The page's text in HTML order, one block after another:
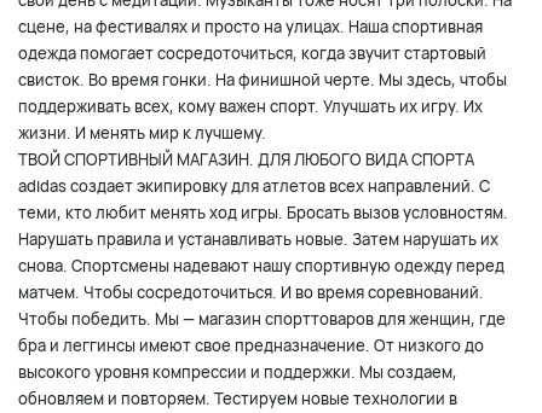
сцене, на фестивалях и просто на улицах. Наша спортивная
одежда помогает сосредоточиться, когда звучит стартовый
свисток. Во время гонки. На финишной черте. Мы здесь, чтобы
поддерживать всех, кому важен спорт. Улучшать их игру. Их
жизни. И менять мир к лучшему.
ТВОЙ СПОРТИВНЫЙ МАГАЗИН. ДЛЯ ЛЮБОГО ВИДА СПОРТА
adidas создает экипировку для атлетов всех направлений. С
теми, кто любит менять ход игры. Бросать вызов условностям.
Нарушать правила и устанавливать новые. Затем нарушать их
снова. Спортсмены надевают нашу спортивную одежду перед
матчем. Чтобы сосредоточиться. И во время соревнований.
Чтобы победить. Мы — магазин спорттоваров для женщин, где
бра и леггинсы имеют свое предназначение. От низкого до
высокого уровня компрессии и поддержки. Мы создаем,
обновляем и повторяем. Тестируем новые технологии в